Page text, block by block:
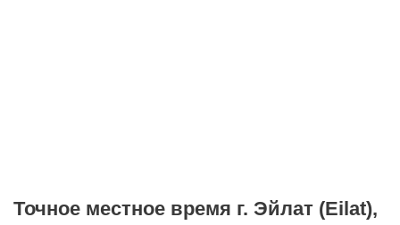
Точное местное время г. Эйлат (Eilat),